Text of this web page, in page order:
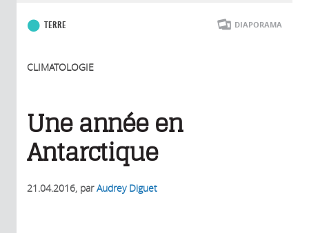
DIAPORAMA
TERRE
CLIMATOLOGIE
Une année en
Antarctique
21.04.2016, parAudrey Diguet